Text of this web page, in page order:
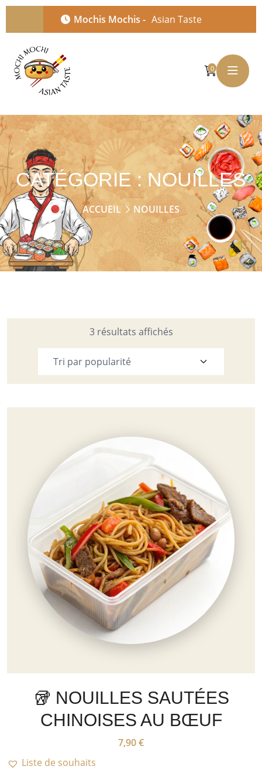
Mochis Mochis - Asian Taste
0
CATÉGORIE : NOUILLES
ACCUEIL NOUILLES
3 résultats affichés
🥡 NOUILLES SAUTÉES
CHINOISES AU BŒUF
7,90€
Liste de souhaits